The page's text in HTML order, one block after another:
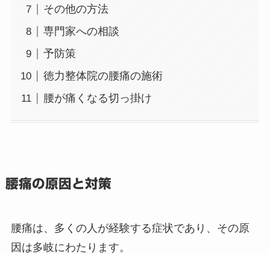
その他の方法
専門家への相談
予防策
徳力整体院の腰痛の施術
腰が痛くなる切っ掛け
腰痛の原因と対策
腰痛は、多くの人が経験する症状であり、その原
因は多岐にわたります。